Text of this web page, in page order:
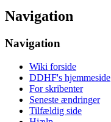
Navigation
Navigation
Wiki forside
DDHF's hjemmeside
For skribenter
Seneste ændringer
Tilfældig side